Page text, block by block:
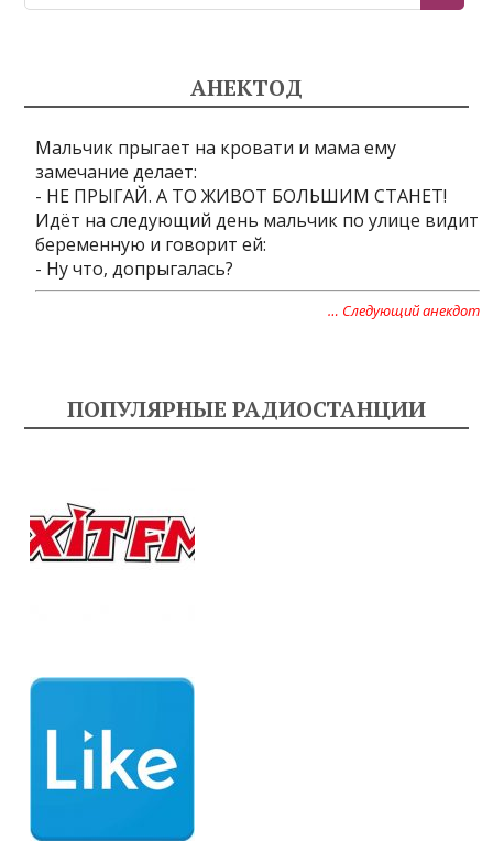
АНЕКТОД
Мальчик прыгает на кровати и мама ему
замечание делает:
- НЕ ПРЫГАЙ. А ТО ЖИВОТ БОЛЬШИМ СТАНЕТ!
Идёт на следующий день мальчик по улице видит
беременную и говорит ей:
- Ну что, допрыгалась?
… Следующий анекдот
ПОПУЛЯРНЫЕ РАДИОСТАНЦИИ